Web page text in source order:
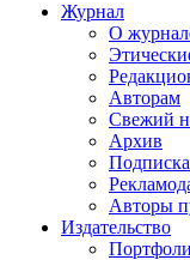
Журнал
О
Авторам
Свежий
Архив
Подписка
Авторы
Издательство